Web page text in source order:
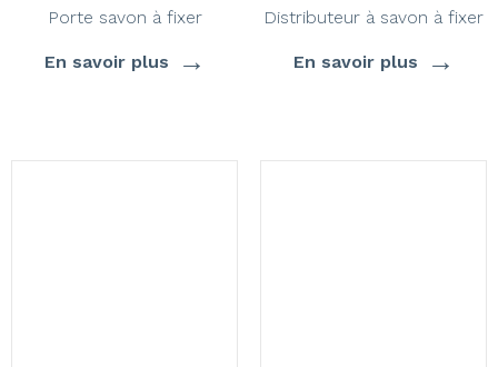
Porte savon à fixer
En savoir plus →
Distributeur à savon à fixer
En savoir plus →